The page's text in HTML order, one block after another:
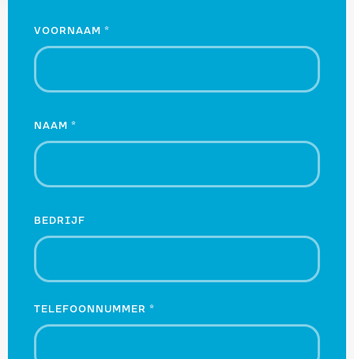
Naam
VOORNAAM *
NAAM *
BEDRIJF
TELEFOONNUMMER *